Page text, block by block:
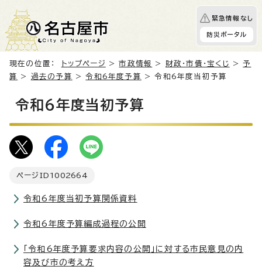
緊急情報なし
防災ポータル
現在の位置： トップページ >市政情報 > 財政・市債・宝くじ >予
算
> 過去の予算 >令和6年度予算 > 令和6年度当初予算
令和6年度当初予算
ページID 1002664
令和6年度当初予算関係資料
令和6年度予算編成過程の公開
「令和6年度予算要求内容の公開」に対する市民意見の内
容及び市の考え方